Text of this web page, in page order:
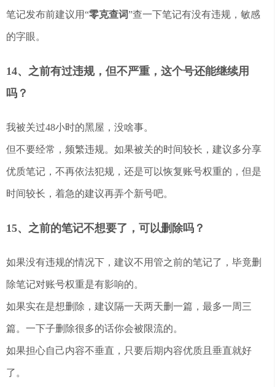
笔记发布前建议用“零克查词”查一下笔记有没有违规，敏感
的字眼。
14、之前有过违规，但不严重，这个号还能继续用
吗？
我被关过48小时的黑屋，没啥事。
但不要经常，频繁违规。如果被关的时间较长，建议多分享
优质笔记，不再依法犯规，还是可以恢复账号权重的，但是
时间较长，着急的建议再弄个新号吧。
15、之前的笔记不想要了，可以删除吗？
如果没有违规的情况下，建议不用管之前的笔记了，毕竟删
除笔记对账号权重是有影响的。
如果实在是想删除，建议隔一天两天删一篇，最多一周三
篇。一下子删除很多的话你会被限流的。
如果担心自己内容不垂直，只要后期内容优质且垂直就好
了。